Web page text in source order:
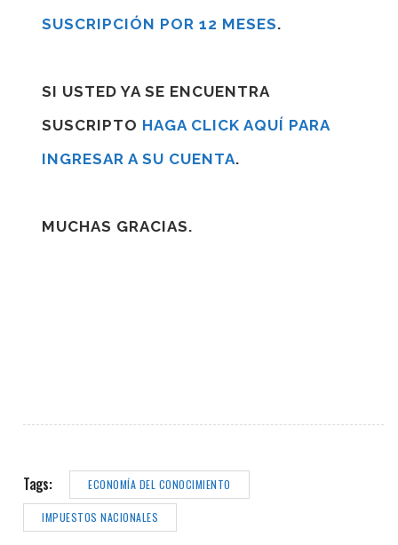
SUSCRIPCIÓN POR 12 MESES.
SI USTED YA SE ENCUENTRA
SUSCRIPTO HAGA CLICK AQUÍ PARA
INGRESAR A SU CUENTA.
MUCHAS GRACIAS.
Tags: ECONOMÍA DEL CONOCIMIENTO
IMPUESTOS NACIONALES